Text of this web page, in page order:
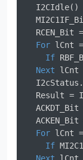
  RCEN_Bit =
For lCnt =
If
Next
  I2cStatus.
ACKEN_Bit
For lCnt =
If